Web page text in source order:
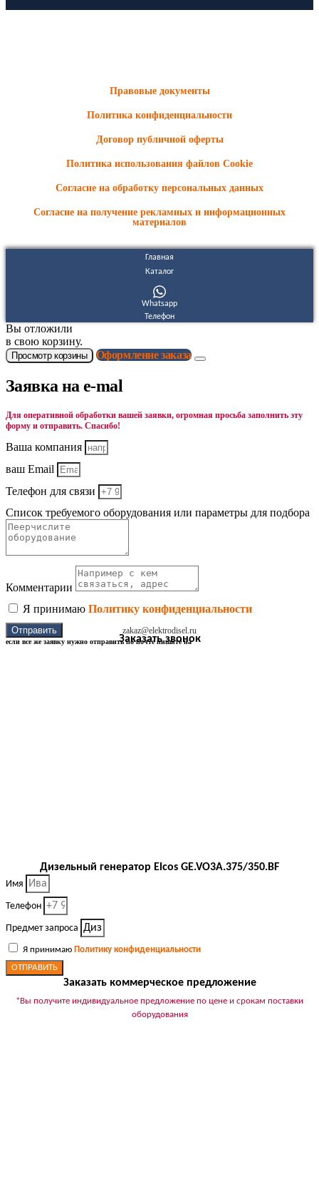
Правовые документы
Политика конфиденциальности
Договор публичной оферты
Политика использования файлов Cookie
Согласие на обработку персональных данных
Согласие на получение рекламных и информационных
материалов
Главная
Каталог
Whatsapp
Телефон
Вы отложили
в свою корзину.
Просмотр корзины Оформление заказа
Заявка на e-mal
Для оперативной обработки вашей заявки, огромная просьба заполнить эту
форму и отправить. Спасибо!
Ваша компания
ваш Email
Телефон для связи
Список требуемого оборудования или параметры для подбора
Комментарии
Я принимаю Политику конфиденциальности
Отправить
если все же заявку нужно отправить по почте пишите на
zakaz@elektrodisel.ru
Заказать звонок
Дизельный генератор Elcos GE.VO3A.375/350.BF
Имя
Телефон
Предмет запроса
Я принимаю Политику конфиденциальности
ОТПРАВИТЬ
Заказать коммерческое предложение
*Вы получите индивидуальное предложение по цене и срокам поставки
оборудования